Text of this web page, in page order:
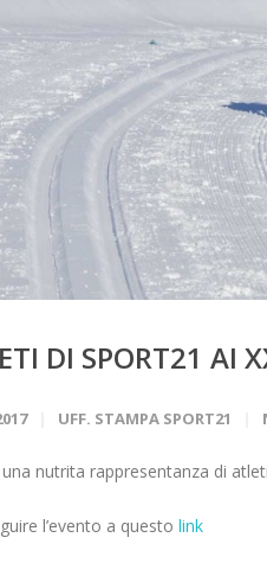
DI SPORT21 AI
UFF. STAMPA SPORT21
nutrita rappresentanza di
l’evento a questo link